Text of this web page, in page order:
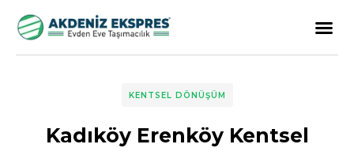
KENTSEL DÖNÜŞÜM
Kadıköy Erenköy Kentsel